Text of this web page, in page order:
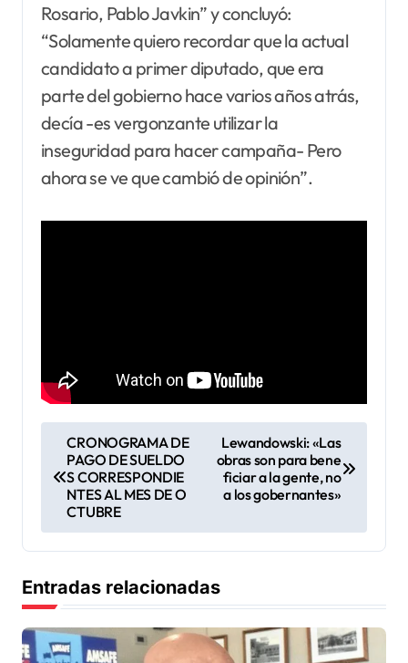
Rosario, Pablo Javkin” y concluyó:
“Solamente quiero recordar que la actual
candidato a primer diputado, que era
parte del gobierno hace varios años atrás,
decía -es vergonzante utilizar la
inseguridad para hacer campaña- Pero
ahora se ve que cambió de opinión”.
e
g
a
c
i
CRONOGRAMA DE
PAGO DE SUELDO
S CORRESPONDIE
NTES AL MES DE O
CTUBRE
Lewandowski: «Las
obras son para bene
ficiar a la gente, no
a los gobernantes»
Entradas relacionadas